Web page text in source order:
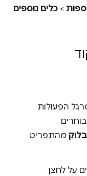
> כלים נוספים
הפעולות
מהתפריט
על לחצן